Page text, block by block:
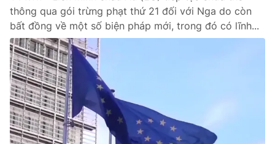
Hậu trường
Nhân vật
Khán giả
Giải sao mai
Điện ảnh
Âm nhạc
Sao
Đời sống
Du lịch
Làm đẹp
Chất lượng cuộc sống
Giáo dục
Tuyển sinh
Học trực tuyến
Công nghệ
Hitech Công nghệ tương lai
Giao lưu trực tuyến
thông qua gói trừng phạt thứ 21 đối với Nga do còn
bất đồng về một số biện pháp mới, trong đó có lĩnh...